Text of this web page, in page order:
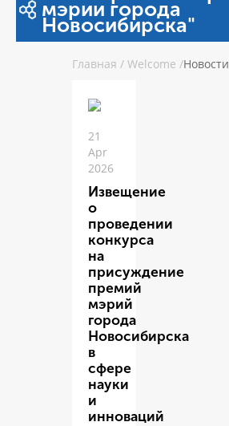
мэрии города
Новосибирска"
Главная / Welcome /Новости
21
Apr
2026
Извещение
о
проведении
конкурса
на
присуждение
премий
мэрий
города
Новосибирска
в
сфере
науки
и
инноваций